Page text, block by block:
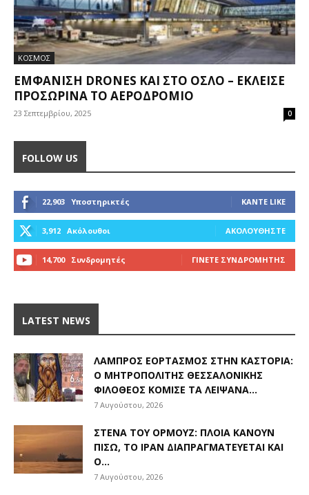
ΚΟΣΜΟΣ
ΕΜΦΆΝΙΣΗ DRONES ΚΑΙ ΣΤΟ ΌΣΛΟ – ΈΚΛΕΙΣΕ
ΠΡΟΣΩΡΙΝΆ ΤΟ ΑΕΡΟΔΡΌΜΙΟ
23 Σεπτεμβρίου, 2025 0
FOLLOW US
22,903 Υποστηρικτές ΚΆΝΤΕ LIKE
3,912 Ακόλουθοι ΑΚΟΛΟΥΘΉΣΤΕ
14,700 Συνδρομητές ΓΊΝΕΤΕ ΣΥΝΔΡΟΜΗΤΉΣ
LATEST NEWS
ΛΑΜΠΡΌΣ ΕΟΡΤΑΣΜΌΣ ΣΤΗΝ ΚΑΣΤΟΡΙΆ:
Ο ΜΗΤΡΟΠΟΛΊΤΗΣ ΘΕΣΣΑΛΟΝΊΚΗΣ
ΦΙΛΌΘΕΟΣ ΚΌΜΙΣΕ ΤΑ ΛΕΊΨΑΝΑ...
7 Αυγούστου, 2026
ΣΤΕΝΆ ΤΟΥ ΟΡΜΟΎΖ: ΠΛΟΊΑ ΚΆΝΟΥΝ
ΠΊΣΩ, ΤΟ ΙΡΆΝ ΔΙΑΠΡΑΓΜΑΤΕΎΕΤΑΙ ΚΑΙ
Ο...
7 Αυγούστου, 2026